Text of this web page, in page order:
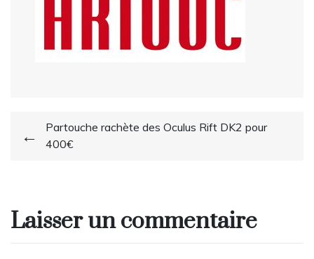
Navigation
Partouche rachète des Oculus Rift DK2 pour
400€
Laisser un commentaire